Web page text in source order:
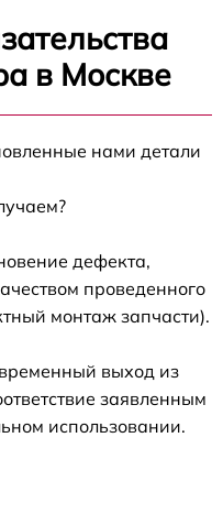
в Москве
нами детали
дефекта,
проведенного
монтаж запчасти).
выход из
заявленным
использовании.